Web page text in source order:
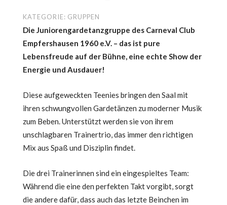
KATEGORIE: GRUPPEN
Die Juniorengardetanzgruppe des Carneval Club
Empfershausen 1960 e.V. – das ist pure
Lebensfreude auf der Bühne, eine echte Show der
Energie und Ausdauer!
Diese aufgeweckten Teenies bringen den Saal mit
ihren schwungvollen Gardetänzen zu moderner Musik
zum Beben. Unterstützt werden sie von ihrem
unschlagbaren Trainertrio, das immer den richtigen
Mix aus Spaß und Disziplin findet.
Die drei Trainerinnen sind ein eingespieltes Team:
Während die eine den perfekten Takt vorgibt, sorgt
die andere dafür, dass auch das letzte Beinchen im